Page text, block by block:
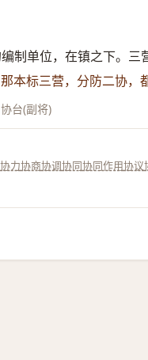
制单位，在镇之下。
那本标三营，分防二协，
协台(副将)
协力协商协调协同协同作用协议